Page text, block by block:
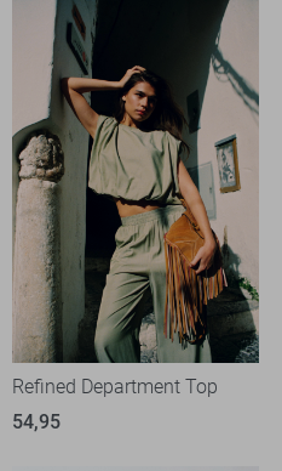
Refined Department Top
54,95